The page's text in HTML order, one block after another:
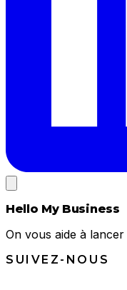
Hello My Business
On vous aide à
SUIVEZ-NOUS